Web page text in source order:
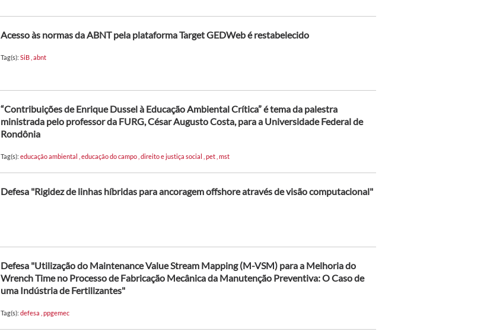
Acesso às normas da ABNT pela plataforma Target GEDWeb é restabelecido
Tag(s): SiB abnt
“Contribuições de Enrique Dussel à Educação Ambiental Crítica” é tema da palestra
ministrada pelo professor da FURG, César Augusto Costa, para a Universidade Federal de
Rondônia
Tag(s): educação ambiental educação do campo direito e justiça social pet mst
Defesa "Rigidez de linhas híbridas para ancoragem offshore através de visão computacional"
Defesa "Utilização do Maintenance Value Stream Mapping (M-VSM) para a Melhoria do
Wrench Time no Processo de Fabricação Mecânica da Manutenção Preventiva: O Caso de
uma Indústria de Fertilizantes"
Tag(s): defesa ppgemec